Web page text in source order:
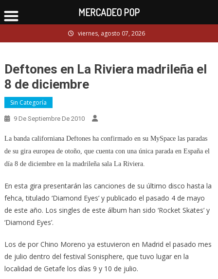
to
viernes, agosto 07, 2026
Deftones en La Riviera madrileña el
8 de diciembre
Sin Categoría
9 De Septiembre De 2010
La banda californiana Deftones ha confirmado en su MySpace las paradas
de su gira europea de otoño, que cuenta con una única parada en España el
día 8 de diciembre en la madrileña sala La Riviera.
En esta gira presentarán las canciones de su último disco hasta la
fehca, titulado ‘Diamond Eyes’ y publicado el pasado 4 de mayo
de este año. Los singles de este álbum han sido ‘Rocket Skates’ y
‘Diamond Eyes’.
Los de por Chino Moreno ya estuvieron en Madrid el pasado mes
de julio dentro del festival Sonisphere, que tuvo lugar en la
localidad de Getafe los días 9 y 10 de julio.
MERCADEO POP